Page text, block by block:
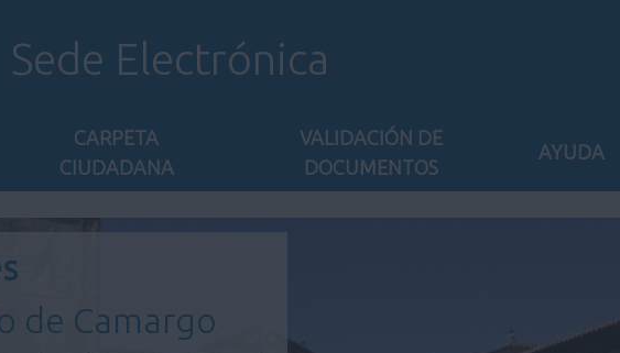
Sede Electrónica
CARPETA
CIUDADANA
VALIDACIÓN DE
DOCUMENTOS
AYUDA
de Camargo